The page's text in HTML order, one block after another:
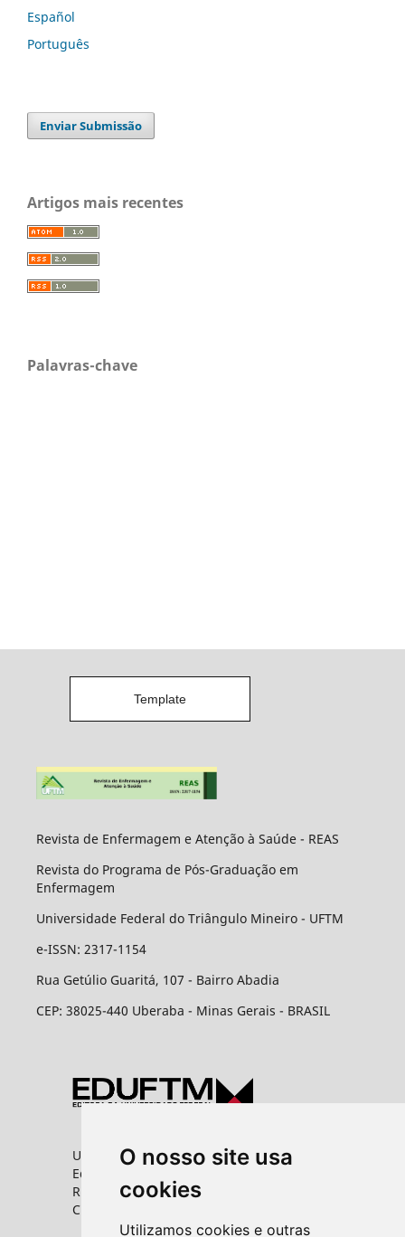
O nosso site usa
cookies
Utilizamos cookies e outras
Español
Português
Enviar Submissão
Artigos mais recentes
Palavras-chave
Template
Revista de Enfermagem e Atenção à Saúde - REAS
Revista do Programa de Pós-Graduação em
Enfermagem
Universidade Federal do Triângulo Mineiro - UFTM
e-ISSN: 2317-1154
Rua Getúlio Guaritá, 107 - Bairro Abadia
CEP: 38025-440 Uberaba - Minas Gerais - BRASIL
Universidade Federal do Triângulo Mineiro
Editora UFTM
Rua Vigário Carlos, 100 - Bairro Abadia
CEP: 38025-350 - Uberaba/MG